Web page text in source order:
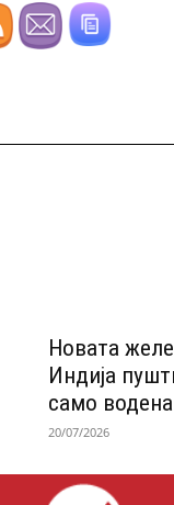
Новата
Индија
само
20/07/2026